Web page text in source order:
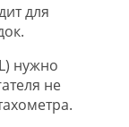
для
нужно
не